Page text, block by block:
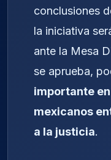
conclusiones
la iniciativa
ante la Mesa
se aprueba,
importante
mexicanos
a la justicia.